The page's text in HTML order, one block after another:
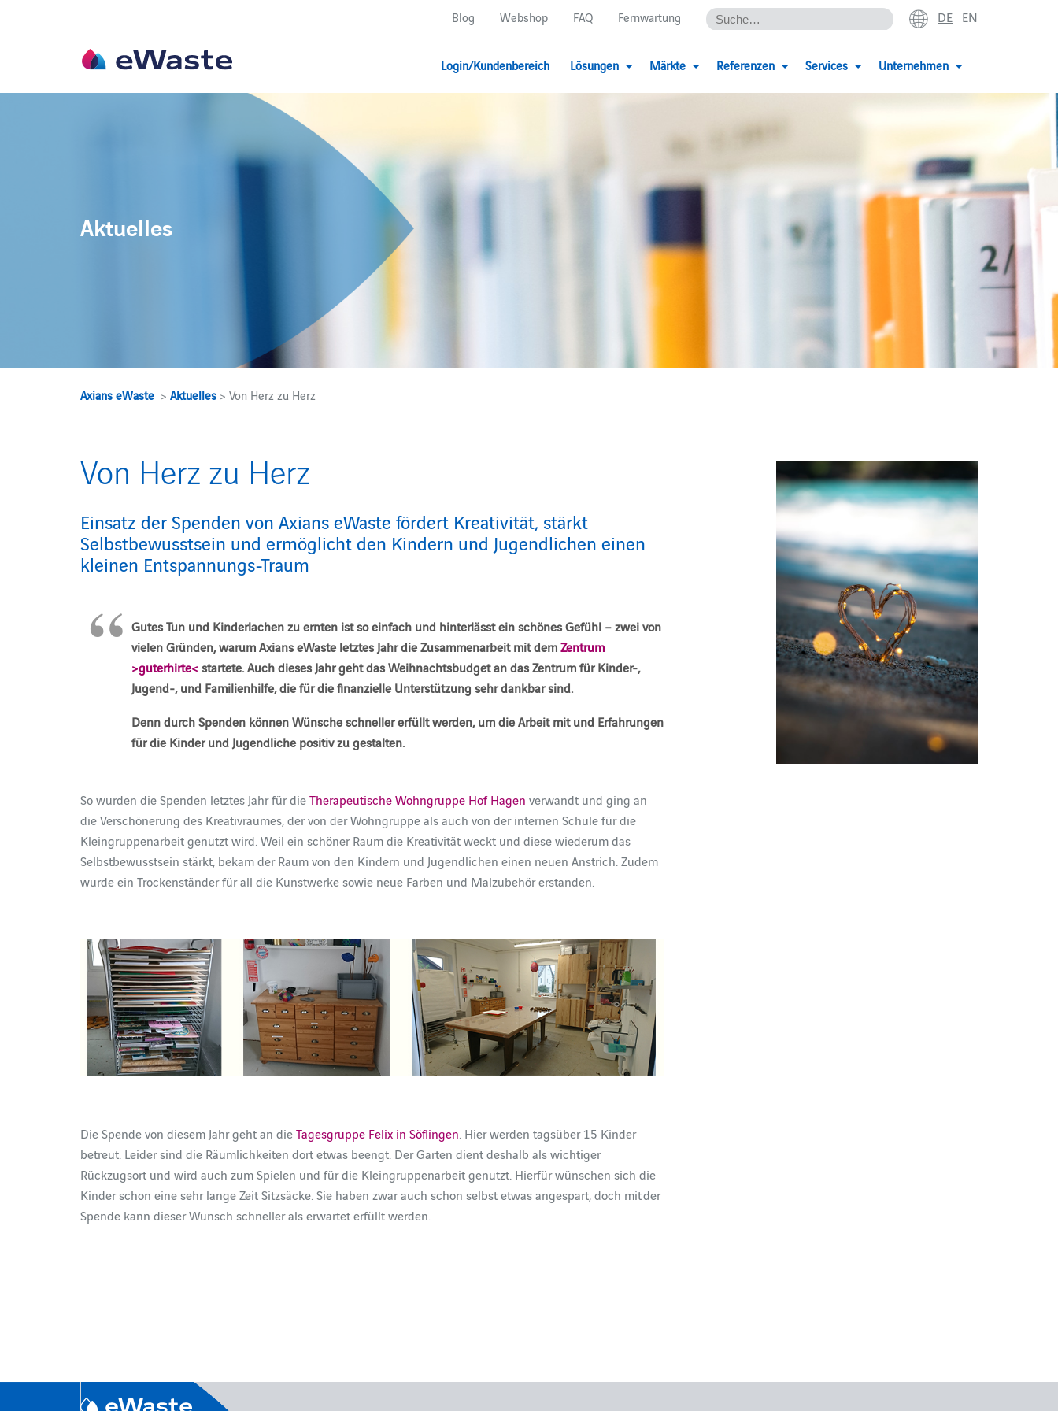
Blog Webshop FAQ Fernwartung DE EN
Login/Kundenbereich Lösungen Märkte Referenzen Services Unternehmen
Aktuelles
Axians eWaste > Aktuelles > Von Herz zu Herz
Von Herz zu Herz
Einsatz der Spenden von Axians eWaste fördert Kreativität, stärkt
Selbstbewusstsein und ermöglicht den Kindern und Jugendlichen einen
kleinen Entspannungs-Traum
Gutes Tun und Kinderlachen zu ernten ist so einfach und hinterlässt ein schönes Gefühl – zwei von
vielen Gründen, warum Axians eWaste letztes Jahr die Zusammenarbeit mit demZentrum
>guterhirte< startete. Auch dieses Jahr geht das Weihnachtsbudget an das Zentrum für Kinder-,
Jugend-, und Familienhilfe, die für die finanzielle Unterstützung sehr dankbar sind.
Denn durch Spenden können Wünsche schneller erfüllt werden, um die Arbeit mit und Erfahrungen
für die Kinder und Jugendliche positiv zu gestalten.
So wurden die Spenden letztes Jahr für dieTherapeutische Wohngruppe Hof Hagen verwandt und ging an
die Verschönerung des Kreativraumes, der von der Wohngruppe als auch von der internen Schule für die
Kleingruppenarbeit genutzt wird. Weil ein schöner Raum die Kreativität weckt und diese wiederum das
Selbstbewusstsein stärkt, bekam der Raum von den Kindern und Jugendlichen einen neuen Anstrich. Zudem
wurde ein Trockenständer für all die Kunstwerke sowie neue Farben und Malzubehör erstanden.
Die Spende von diesem Jahr geht an dieTagesgruppe Felix in Söflingen . Hier werden tagsüber 15 Kinder
betreut. Leider sind die Räumlichkeiten dort etwas beengt. Der Garten dient deshalb als wichtiger
Rückzugsort und wird auch zum Spielen und für die Kleingruppenarbeit genutzt. Hierfür wünschen sich die
Kinder schon eine sehr lange Zeit Sitzsäcke. Sie haben zwar auch schon selbst etwas angespart, doch mit der
Spende kann dieser Wunsch schneller als erwartet erfüllt werden.